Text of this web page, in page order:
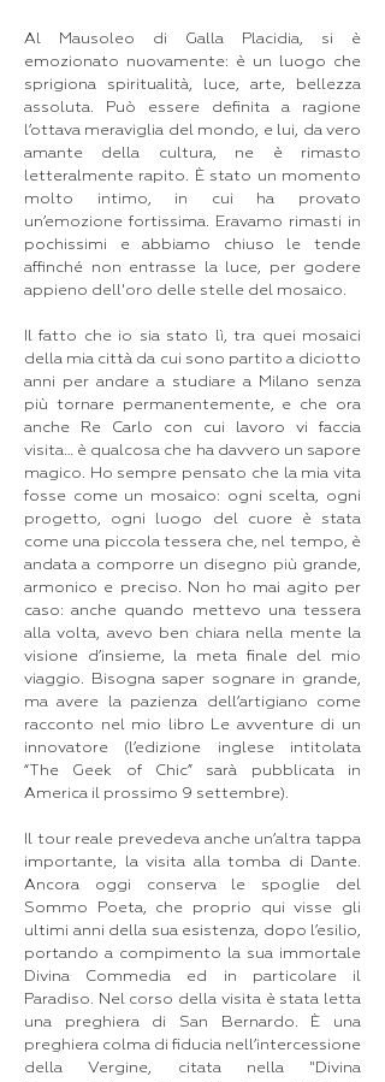
Al Mausoleo di Galla Placidia, si è
emozionato nuovamente: è un luogo che
sprigiona spiritualità, luce, arte, bellezza
assoluta. Può essere definita a ragione
l’ottava meraviglia del mondo, e lui, da vero
amante della cultura, ne è rimasto
letteralmente rapito. È stato un momento
molto intimo, in cui ha provato
un’emozione fortissima. Eravamo rimasti in
pochissimi e abbiamo chiuso le tende
affinché non entrasse la luce, per godere
appieno dell'oro delle stelle del mosaico.
Il fatto che io sia stato lì, tra quei mosaici
della mia città da cui sono partito a diciotto
anni per andare a studiare a Milano senza
più tornare permanentemente, e che ora
anche Re Carlo con cui lavoro vi faccia
visita… è qualcosa che ha davvero un sapore
magico. Ho sempre pensato che la mia vita
fosse come un mosaico: ogni scelta, ogni
progetto, ogni luogo del cuore è stata
come una piccola tessera che, nel tempo, è
andata a comporre un disegno più grande,
armonico e preciso. Non ho mai agito per
caso: anche quando mettevo una tessera
alla volta, avevo ben chiara nella mente la
visione d’insieme, la meta finale del mio
viaggio. Bisogna saper sognare in grande,
ma avere la pazienza dell’artigiano come
racconto nel mio libro Le avventure di un
innovatore (l’edizione inglese intitolata
“The Geek of Chic” sarà pubblicata in
America il prossimo 9 settembre).
Il tour reale prevedeva anche un’altra tappa
importante, la visita alla tomba di Dante.
Ancora oggi conserva le spoglie del
Sommo Poeta, che proprio qui visse gli
ultimi anni della sua esistenza, dopo l’esilio,
portando a compimento la sua immortale
Divina Commedia ed in particolare il
Paradiso. Nel corso della visita è stata letta
una preghiera di San Bernardo. È una
preghiera colma di fiducia nell’intercessione
della Vergine, citata nella "Divina